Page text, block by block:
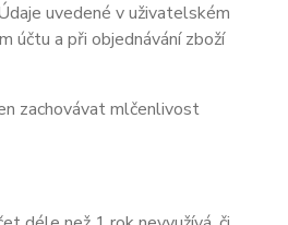
uvedené v uživatelském
účtu a při objednávání zboží
zachovávat mlčenlivost